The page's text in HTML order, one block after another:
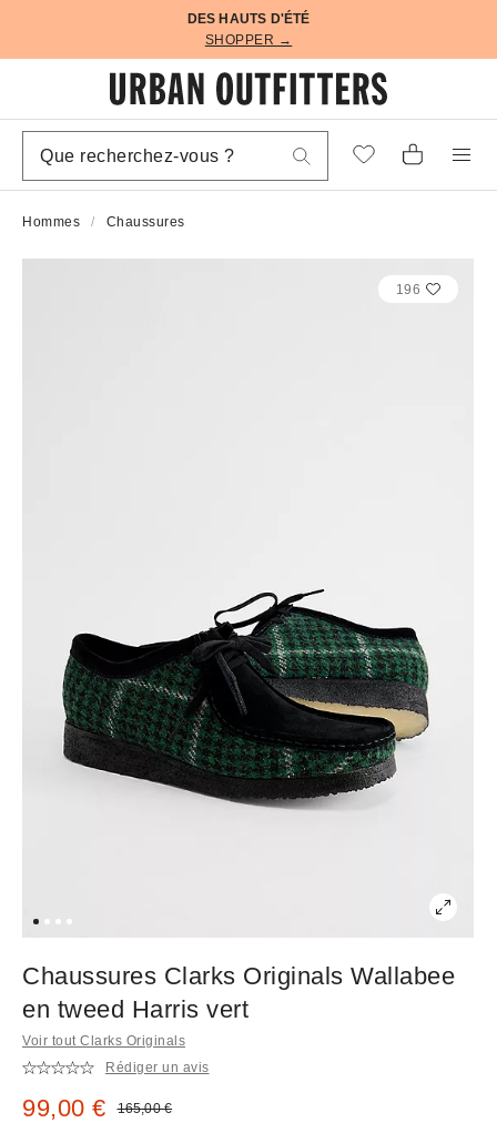
DES HAUTS D'ÉTÉ
SHOPPER →
Hommes Chaussures
196
Chaussures Clarks Originals Wallabee
en tweed Harris vert
Voir tout Clarks Originals
Rédiger un avis
Prix remisé :
99,00 € Prix d'origine :
165,00 €